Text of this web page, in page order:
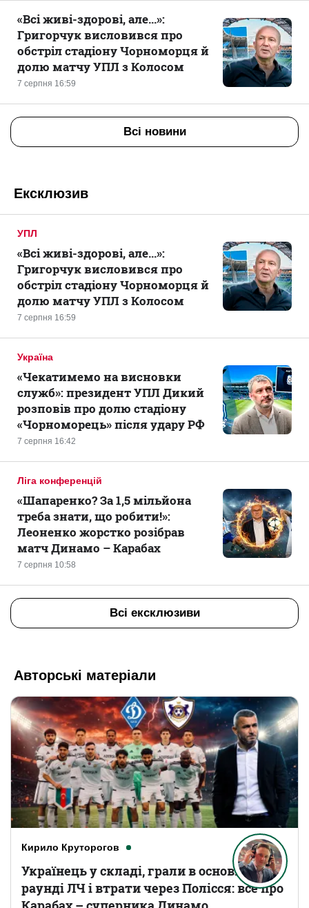
7 серпня 16:59
«Всі живі-здорові, але...»:
Григорчук висловився про
обстріл стадіону Чорноморця й
долю матчу УПЛ з Колосом
Всі новини
Ексклюзив
УПЛ
7 серпня 16:59
«Всі живі-здорові, але...»:
Григорчук висловився про
обстріл стадіону Чорноморця й
долю матчу УПЛ з Колосом
Україна
7 серпня 16:42
«Чекатимемо на висновки
служб»: президент УПЛ Дикий
розповів про долю стадіону
«Чорноморець» після удару РФ
Ліга конференцій
7 серпня 10:58
«Шапаренко? За 1,5 мільйона
треба знати, що робити!»:
Леоненко жорстко розібрав
матч Динамо – Карабах
Всі ексклюзиви
Авторські матеріали
Кирило Круторогов
Українець у складі, грали в основному
раунді ЛЧ і втрати через Полісся: все про